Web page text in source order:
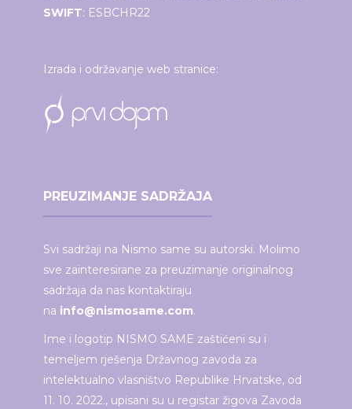
SWIFT: ESBCHR22
Izrada i održavanje web stranice:
PREUZIMANJE SADRŽAJA
Svi sadržaji na Nismo same su autorski. Molimo
sve zainteresirane za preuzimanje originalnog
sadržaja da nas kontaktiraju
na info@nismosame.com.
Ime i logotip NISMO SAME zaštićeni su i
temeljem rješenja Državnog zavoda za
intelektualno vlasništvo Republike Hrvatske, od
11. 10. 2022., upisani su u registar žigova Zavoda